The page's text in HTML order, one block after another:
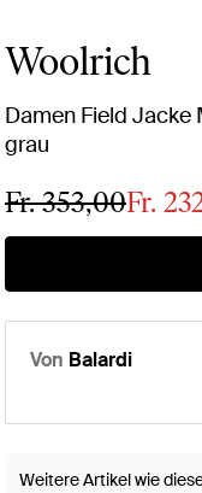
Woolrich
Damen Field Jacke
grau
Fr. 353,00Fr.
Von Balardi
Weitere Artikel wie